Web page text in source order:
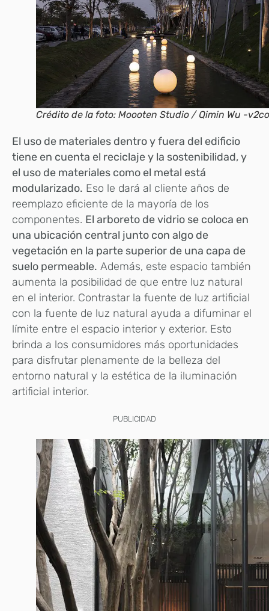
Crédito de la foto: Moooten Studio / Qimin Wu -
El uso de materiales dentro y fuera del edificio
tiene en cuenta el reciclaje y la sostenibilidad, y
el uso de materiales como el metal está
modularizado. Eso le dará al cliente años de
reemplazo eficiente de la mayoría de los
componentes. El arboreto de vidrio se coloca en
una ubicación central junto con algo de
vegetación en la parte superior de una capa de
suelo permeable. Además, este espacio también
aumenta la posibilidad de que entre luz natural
en el interior. Contrastar la fuente de luz artificial
con la fuente de luz natural ayuda a difuminar el
límite entre el espacio interior y exterior. Esto
brinda a los consumidores más oportunidades
para disfrutar plenamente de la belleza del
entorno natural y la estética de la iluminación
artificial interior.
PUBLICIDAD